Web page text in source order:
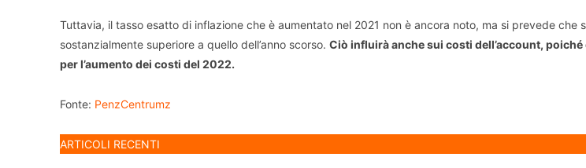
Tuttavia, il tasso esatto di inflazione che è aumentato nel 2021 non è ancora noto, ma si prevede che
sostanzialmente superiore a quello dell’anno scorso. Ciò influirà anche sui costi dell’account, poiché
per l’aumento dei costi del 2022.
Fonte: PenzCentrumz
ARTICOLI RECENTI